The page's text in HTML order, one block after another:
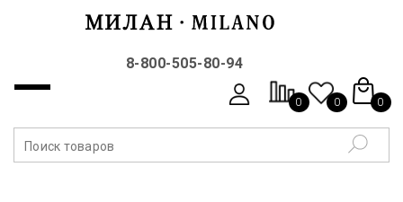
8-800-505-80-94
0 0 0